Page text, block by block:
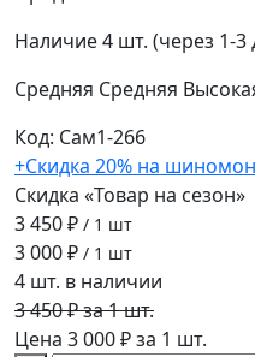
Наличие4 шт. (через 1-3
Средняя Средняя
Код: Сам1-266
+Скидка 20% на
Скидка «Товар на сезон»
3 450 ₽ / 1 шт
3 000 ₽ / 1 шт
4 шт. в наличии
3 450 ₽ за 1 шт.
Цена 3 000 ₽ за 1 шт.